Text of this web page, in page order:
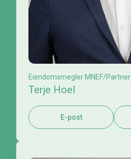
Eiendomsmegler MNEF/Partner
Terje Hoel
E-post